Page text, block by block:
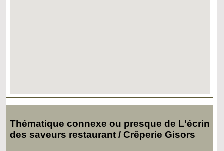
Thématique connexe ou presque de L'écrin
des saveurs restaurant / Crêperie Gisors